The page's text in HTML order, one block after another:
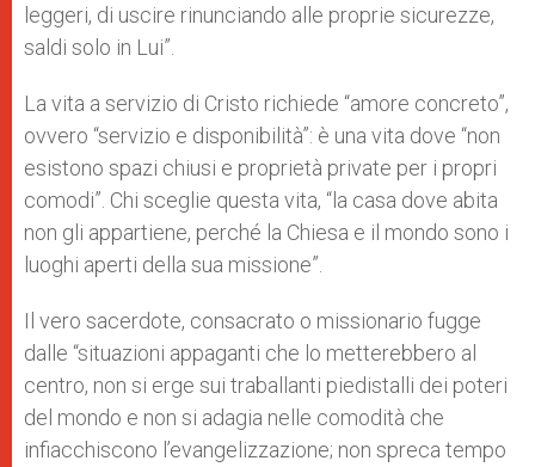
leggeri, di uscire rinunciando alle proprie sicurezze,
saldi solo in Lui”.
La vita a servizio di Cristo richiede “amore concreto”,
ovvero “servizio e disponibilità”: è una vita dove “non
esistono spazi chiusi e proprietà private per i propri
comodi”. Chi sceglie questa vita, “la casa dove abita
non gli appartiene, perché la Chiesa e il mondo sono i
luoghi aperti della sua missione”.
Il vero sacerdote, consacrato o missionario fugge
dalle “situazioni appaganti che lo metterebbero al
centro, non si erge sui traballanti piedistalli dei poteri
del mondo e non si adagia nelle comodità che
infiacchiscono l’evangelizzazione; non spreca tempo